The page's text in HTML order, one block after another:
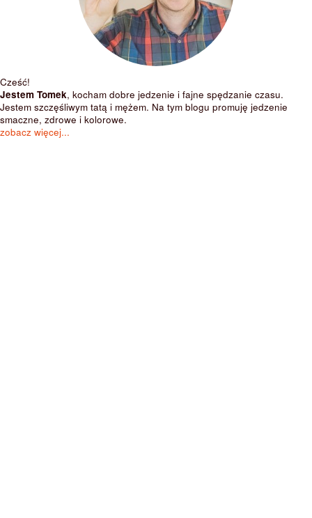
Cześć!
Jestem Tomek, kocham dobre jedzenie i fajne spędzanie czasu.
Jestem szczęśliwym tatą i mężem. Na tym blogu promuję jedzenie
smaczne, zdrowe i kolorowe.
zobacz więcej...